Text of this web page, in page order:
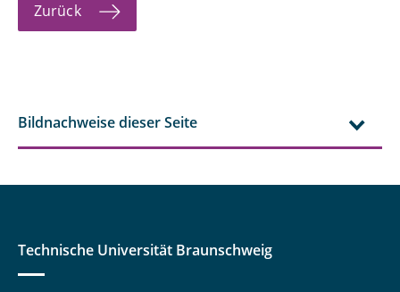
Zurück
Bildnachweise dieser Seite
Technische Universität Braunschweig